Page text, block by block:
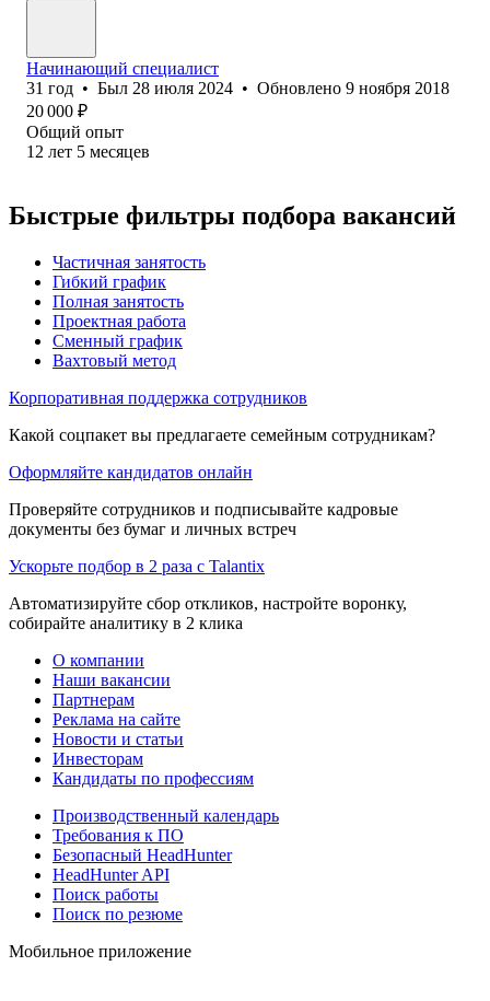
Начинающий специалист
31 год • Был 28 июля 2024 • Обновлено 9 ноября 2018
20 000 ₽
Общий опыт
12 лет 5 месяцев
Быстрые фильтры подбора вакансий
Частичная занятость
Гибкий график
Полная занятость
Проектная работа
Сменный график
Вахтовый метод
Корпоративная поддержка сотрудников
Какой соцпакет вы предлагаете семейным сотрудникам?
Оформляйте кандидатов онлайн
Проверяйте сотрудников и подписывайте кадровые
документы без бумаг и личных встреч
Ускорьте подбор в 2 раза с Talantix
Автоматизируйте сбор откликов, настройте воронку,
собирайте аналитику в 2 клика
О компании
Наши вакансии
Партнерам
Реклама на сайте
Новости и статьи
Инвесторам
Кандидаты по профессиям
Производственный календарь
Требования к ПО
Безопасный HeadHunter
HeadHunter API
Поиск работы
Поиск по резюме
Мобильное приложение